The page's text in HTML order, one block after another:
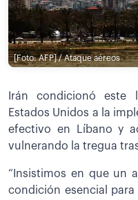
[Foto: AFP] / Ataque aéreos
Irán condicionó este
Estados Unidos a la
efectivo en Líbano y
vulnerando la tregua
“Insistimos en que un
condición esencial para